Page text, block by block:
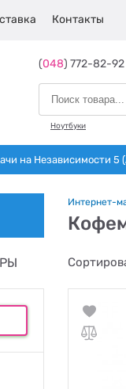
Контакты
(048) 772-82-92
Ноутбуки
на Независимости 5
Интернет-